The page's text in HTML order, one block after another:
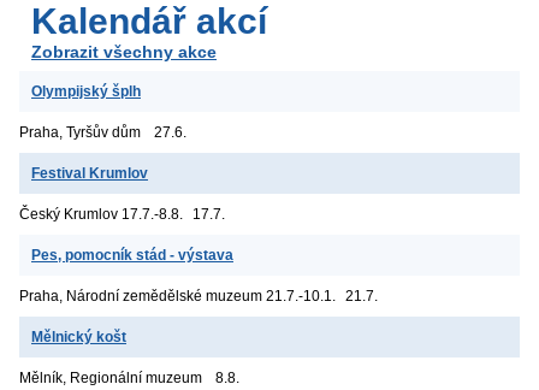
Kalendář akcí
Zobrazit všechny akce
Olympijský šplh
Praha, Tyršův dům 27.6.
Festival Krumlov
Český Krumlov 17.7.-8.8. 17.7.
Pes, pomocník stád - výstava
Praha, Národní zemědělské muzeum 21.7.-10.1. 21.7.
Mělnický košt
Mělník, Regionální muzeum 8.8.